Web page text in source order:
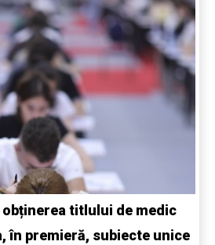
titlului de medic
în premieră, subiecte unice